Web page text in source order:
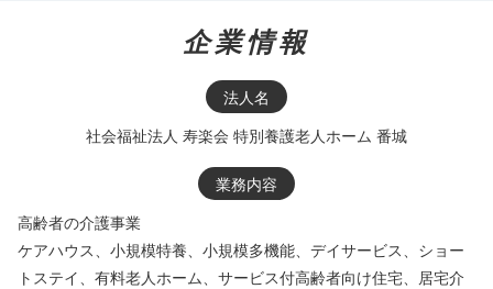
企業情報
法人名
社会福祉法人 寿楽会 特別養護老人ホーム 番城
業務内容
高齢者の介護事業
ケアハウス、小規模特養、小規模多機能、デイサービス、ショー
トステイ、有料老人ホーム、サービス付高齢者向け住宅、居宅介